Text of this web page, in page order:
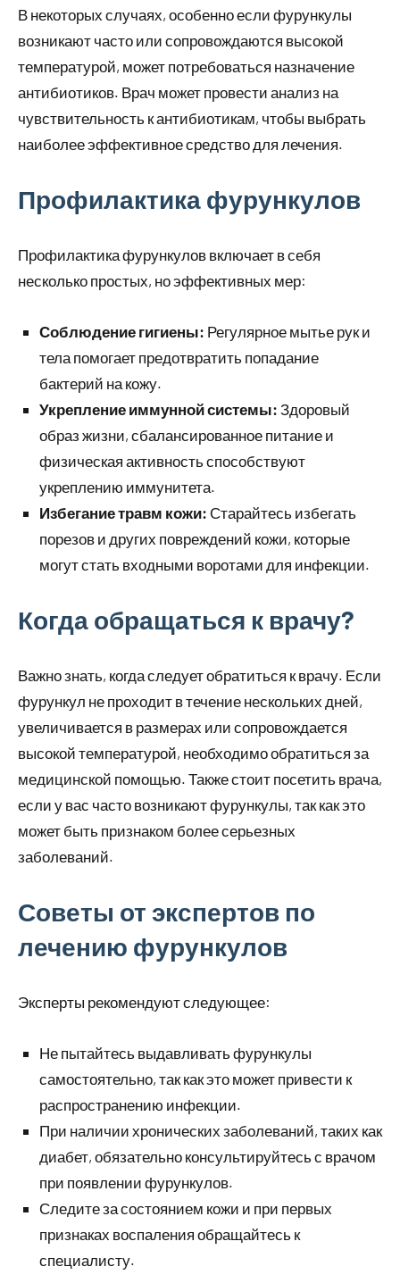
В некоторых случаях, особенно если фурункулы
возникают часто или сопровождаются высокой
температурой, может потребоваться назначение
антибиотиков. Врач может провести анализ на
чувствительность к антибиотикам, чтобы выбрать
наиболее эффективное средство для лечения.
Профилактика фурункулов
Профилактика фурункулов включает в себя
несколько простых, но эффективных мер:
Соблюдение гигиены: Регулярное мытье рук и
тела помогает предотвратить попадание
бактерий на кожу.
Укрепление иммунной системы: Здоровый
образ жизни, сбалансированное питание и
физическая активность способствуют
укреплению иммунитета.
Избегание травм кожи: Старайтесь избегать
порезов и других повреждений кожи, которые
могут стать входными воротами для инфекции.
Когда обращаться к врачу?
Важно знать, когда следует обратиться к врачу. Если
фурункул не проходит в течение нескольких дней,
увеличивается в размерах или сопровождается
высокой температурой, необходимо обратиться за
медицинской помощью. Также стоит посетить врача,
если у вас часто возникают фурункулы, так как это
может быть признаком более серьезных
заболеваний.
Советы от экспертов по
лечению фурункулов
Эксперты рекомендуют следующее:
Не пытайтесь выдавливать фурункулы
самостоятельно, так как это может привести к
распространению инфекции.
При наличии хронических заболеваний, таких как
диабет, обязательно консультируйтесь с врачом
при появлении фурункулов.
Следите за состоянием кожи и при первых
признаках воспаления обращайтесь к
специалисту.